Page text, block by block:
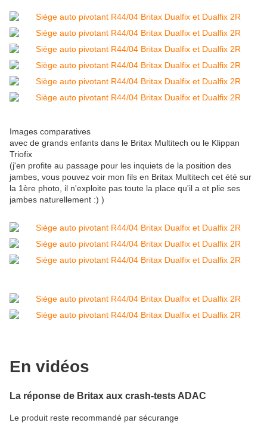
Images comparatives
avec de grands enfants dans le Britax Multitech ou le Klippan
Triofix
(j'en profite au passage pour les inquiets de la position des
jambes, vous pouvez voir mon fils en Britax Multitech cet été sur
la 1ère photo, il n'exploite pas toute la place qu'il a et plie ses
jambes naturellement :) )
En vidéos
La réponse de Britax aux crash-tests ADAC
Le produit reste recommandé par sécurange